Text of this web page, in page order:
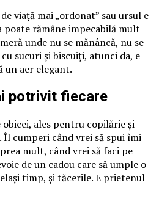
viață mai „ordonat” sau ursul e
poate rămâne impecabilă mult
unde nu se mănâncă, nu se
sucuri și biscuiți, atunci da, e
un aer elegant.
potrivit fiecare
obicei, ales pentru copilărie și
cumperi când vrei să spui îmi
mult, când vrei să faci pe
de un cadou care să umple o
timp, și tăcerile. E prietenul